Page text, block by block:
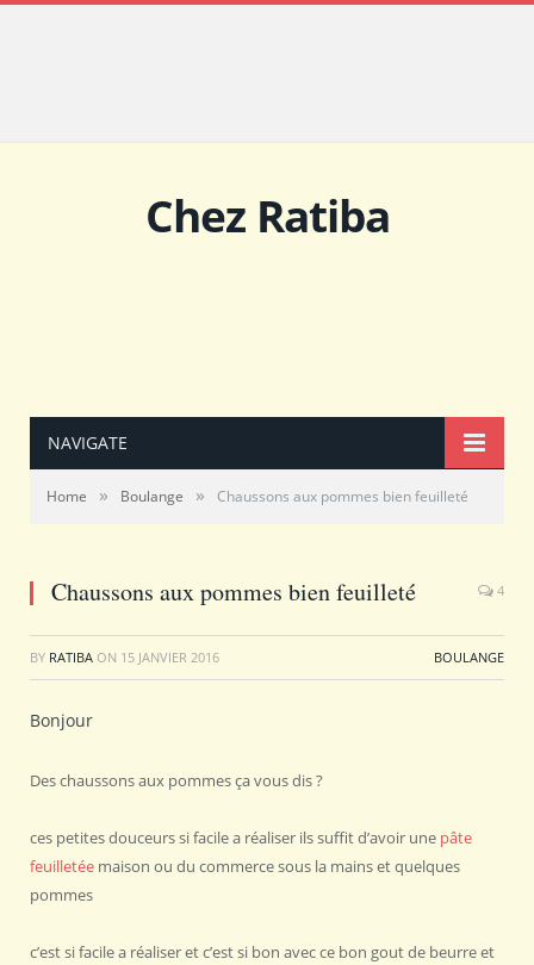
Chez Ratiba
NAVIGATE
Home » Boulange » Chaussons aux pommes bien feuilleté
Chaussons aux pommes bien feuilleté 4
BY RATIBA ON 15 JANVIER 2016 BOULANGE
Bonjour
Des chaussons aux pommes ça vous dis ?
ces petites douceurs si facile a réaliser ils suffit d’avoir une pâte
feuilletée maison ou du commerce sous la mains et quelques
pommes
c’est si facile a réaliser et c’est si bon avec ce bon gout de beurre et